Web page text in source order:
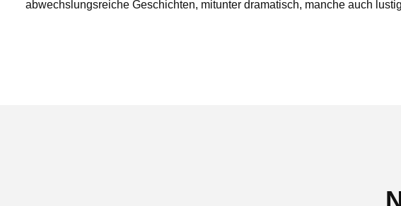
abwechslungsreiche Geschichten, mitunter dramatisch, manche auch